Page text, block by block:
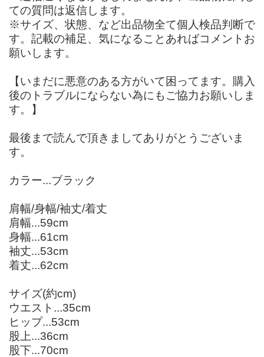
ての質問は返信します。
※サイズ、状態、など出品物全て個人検品判断で
す。記載の補足、気になることあればコメントお
願いします。
【いまだに悪意のある方がいて困ってます。購入
後のトラブルにならない為にもご協力お願いしま
す。】
最後まで読んで頂きましてありがとうございま
す。
カラー...ブラック
肩幅/身幅/袖丈/着丈
肩幅...59cm
身幅...61cm
袖丈...53cm
着丈...62cm
サイズ(約cm)
ウエスト...35cm
ヒップ...53cm
股上...36cm
股下...70cm